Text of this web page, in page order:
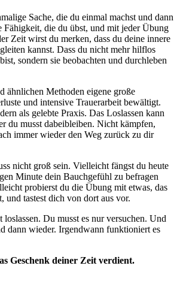
Sache, die du einmal machst und dann
Fähigkeit, die du übst, und mit jeder Übung
Zeit wirst du merken, dass du deine innere
kannst. Dass du nicht mehr hilflos
sondern sie beobachten und durchleben
ähnlichen Methoden eigene große
und intensive Trauerarbeit bewältigt.
als gelebte Praxis. Das Loslassen kann
du musst dabeibleiben. Nicht kämpfen,
immer wieder den Weg zurück zu dir
nicht groß sein. Vielleicht fängst du heute
Minute dein Bauchgefühl zu befragen
probierst du die Übung mit etwas, das
und tastest dich von dort aus vor.
Du musst es nur versuchen. Und
dann wieder. Irgendwann funktioniert es
Geschenk deiner Zeit verdient.